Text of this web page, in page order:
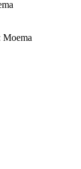
Moema